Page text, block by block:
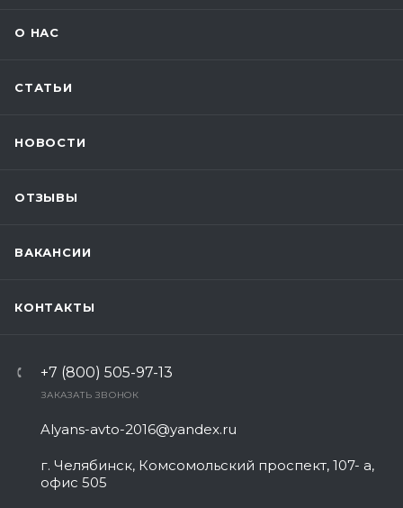
О НАС
СТАТЬИ
НОВОСТИ
ОТЗЫВЫ
ВАКАНСИИ
КОНТАКТЫ
+7 (800) 505-97-13
ЗАКАЗАТЬ ЗВОНОК
Alyans-avto-2016@yandex.ru
г. Челябинск, Комсомольский проспект, 107- а,
офис 505